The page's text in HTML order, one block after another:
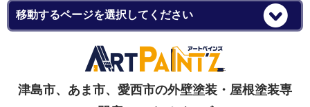
津島市、あま市、愛西市の外壁塗装・屋根塗装専